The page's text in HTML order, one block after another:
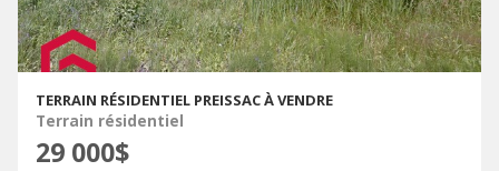
TERRAIN RÉSIDENTIEL PREISSAC À VENDRE
Terrain résidentiel
29 000$